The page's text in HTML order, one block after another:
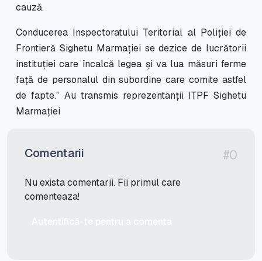
cauză.
Conducerea Inspectoratului Teritorial al Poliției de
Frontieră Sighetu Marmației se dezice de lucrătorii
instituției care încalcă legea și va lua măsuri ferme
față de personalul din subordine care comite astfel
de fapte.” Au transmis reprezentanții ITPF Sighetu
Marmației
Comentarii #0
Nu exista comentarii. Fii primul care
comenteaza!